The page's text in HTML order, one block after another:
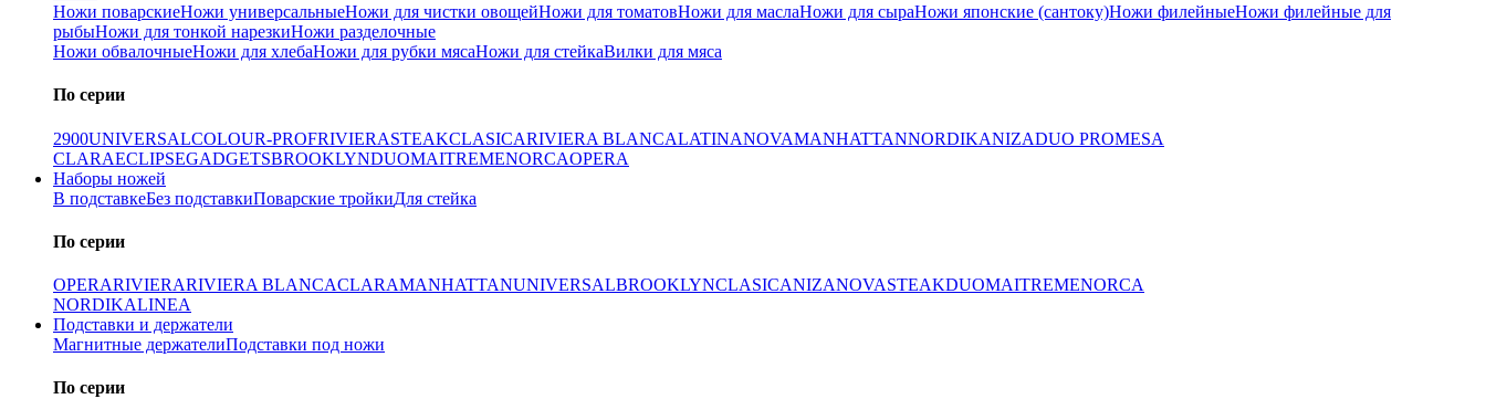
Ножи поварскиеНожи универсальныеНожи для чистки овощейНожи для томатовНожи для маслаНожи для сыраНожи японские (сантоку)Ножи филейныеНожи филейные для
рыбыНожи для тонкой нарезкиНожи разделочные
Ножи обвалочныеНожи для хлебаНожи для рубки мясаНожи для стейкаВилки для мяса
По серии
2900UNIVERSALCOLOUR-PROFRIVIERASTEAKCLASICARIVIERA BLANCALATINANOVAMANHATTANNORDIKANIZADUO PROMESA
CLARAECLIPSEGADGETSBROOKLYNDUOMAITREMENORCAOPERA
Наборы ножей
В подставкеБез подставкиПоварские тройкиДля стейка
По серии
OPERARIVIERARIVIERA BLANCACLARAMANHATTANUNIVERSALBROOKLYNCLASICANIZANOVASTEAKDUOMAITREMENORCA
NORDIKALINEA
Подставки и держатели
Магнитные держателиПодставки под ножи
По серии